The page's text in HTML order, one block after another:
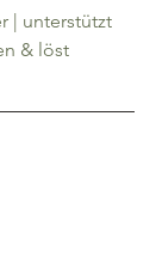
| unterstützt
& löst